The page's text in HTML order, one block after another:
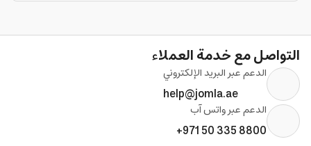
التواصل مع خدمة العملاء
الدعم عبر البريد الإلكتروني
help@jomla.ae
الدعم عبر واتس آب
+971 50 335 8800